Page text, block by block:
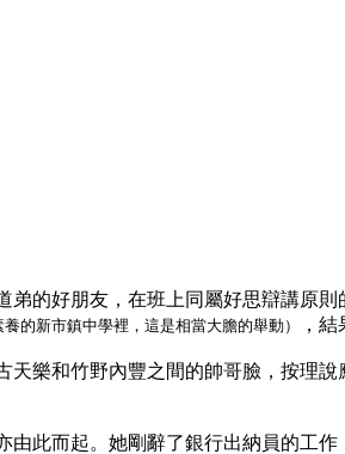
弟的好朋友，在班上同屬好思辯講原
的新市鎮中學裡，這是相當大膽的舉動） ，
樂和竹野內豐之間的帥哥臉，按理
由此而起。她剛辭了銀行出納員的工